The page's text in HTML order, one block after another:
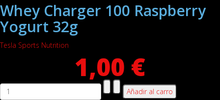
Whey Charger 100 Raspberry
Yogurt 32g
Tesla Sports Nutrition
1,00 €